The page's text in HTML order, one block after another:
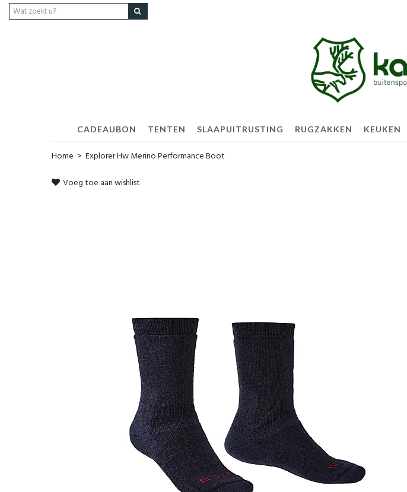
CADEAUBON TENTEN SLAAPUITRUSTING RUGZAKKEN KEUKEN
Home > Explorer Hw Merino Performance Boot
Voeg toe aan wishlist